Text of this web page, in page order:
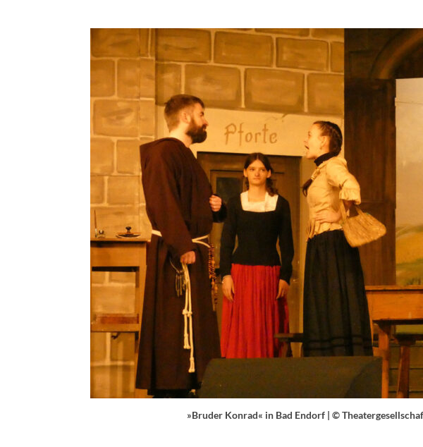
»Bruder Konrad« in Bad Endorf | ©